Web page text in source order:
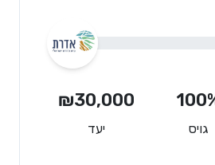
גויס
₪30,000
יעד